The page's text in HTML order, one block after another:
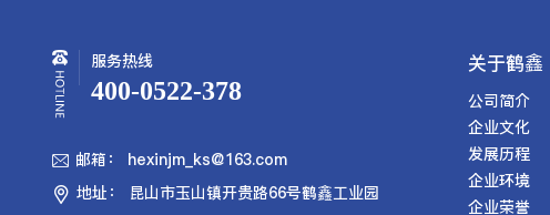
服务热线
400-0522-378
 邮箱： hexinjm_ks@163.com
 地址： 昆山市玉山镇开贵路66号鹤鑫工业园
关于鹤鑫
公司简介
企业文化
发展历程
企业环境
企业荣誉